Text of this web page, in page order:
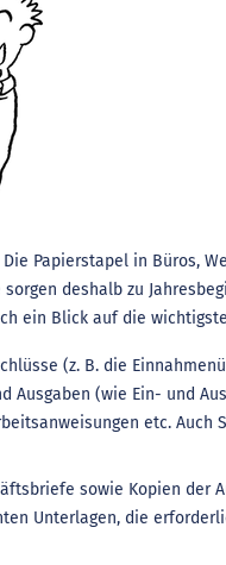
Die Papierstapel in Büros,
deshalb zu
ein Blick auf die
(z. B. die
Ausgaben (wie Ein- und
etc.
sowie Kopien der
Unterlagen, die